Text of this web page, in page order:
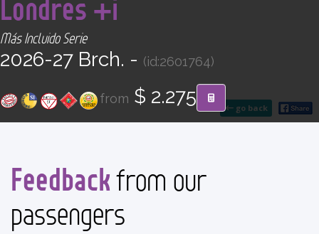
go back
Londres +i
Más Incluido Serie
2026-27 Brch. - (id:2601764)
from $ 2.275
Feedbackfrom our
passengers